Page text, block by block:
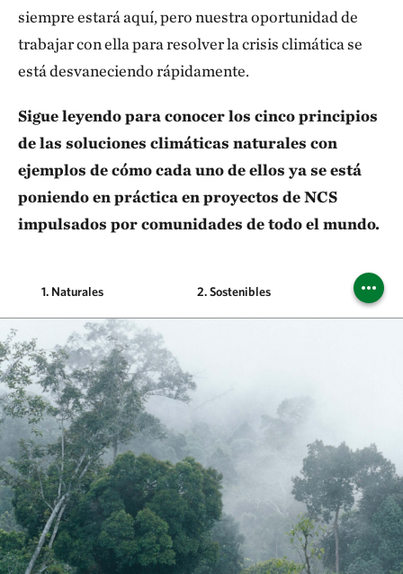
siempre estará aquí, pero nuestra oportunidad de
trabajar con ella para resolver la crisis climática se
está desvaneciendo rápidamente.
Sigue leyendo para conocer los cinco principios
de las soluciones climáticas naturales con
ejemplos de cómo cada uno de ellos ya se está
poniendo en práctica en proyectos de NCS
impulsados por comunidades de todo el mundo.
1. Naturales 2. Sostenibles 3.